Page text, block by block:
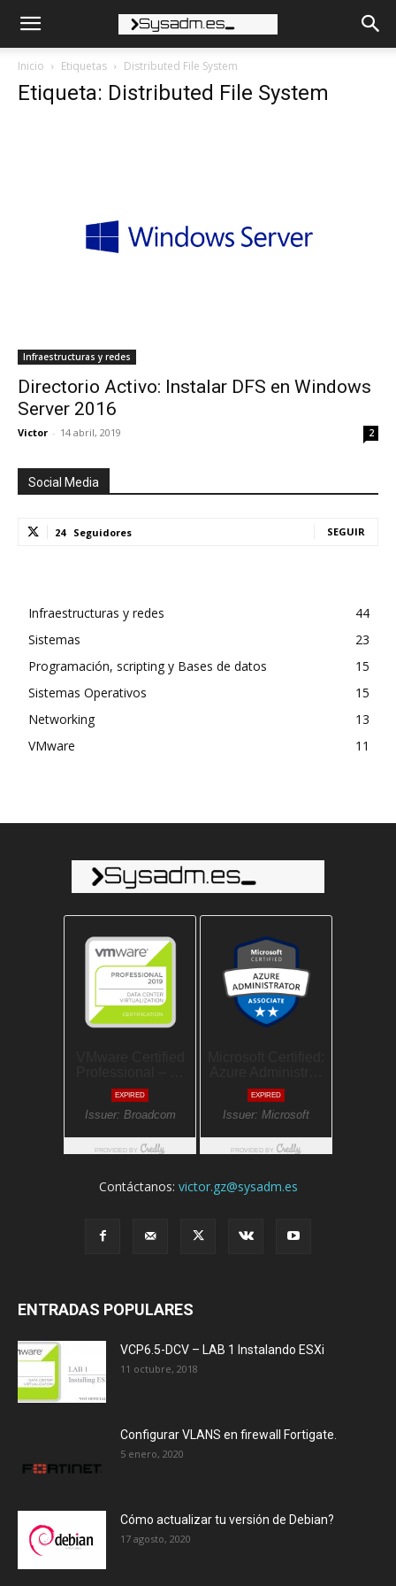
Inicio Etiquetas Distributed File System
Etiqueta: Distributed File System
Infraestructuras y redes
Directorio Activo: Instalar DFS en Windows
Server 2016
Victor - 14 abril, 2019 2
Social Media
24 Seguidores SEGUIR
Infraestructuras y redes
44
Sistemas
23
Programación, scripting y Bases de datos
15
Sistemas Operativos
15
Networking
13
VMware
11
Contáctanos: victor.gz@sysadm.es
ENTRADAS POPULARES
VCP6.5-DCV – LAB 1 Instalando ESXi
11 octubre, 2018
Configurar VLANS en firewall Fortigate.
5 enero, 2020
Cómo actualizar tu versión de Debian?
17 agosto, 2020